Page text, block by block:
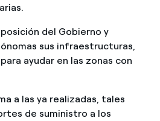
del Gobierno y
sus infraestructuras,
ayudar en las zonas con
a las ya realizadas, tales
de suministro a los